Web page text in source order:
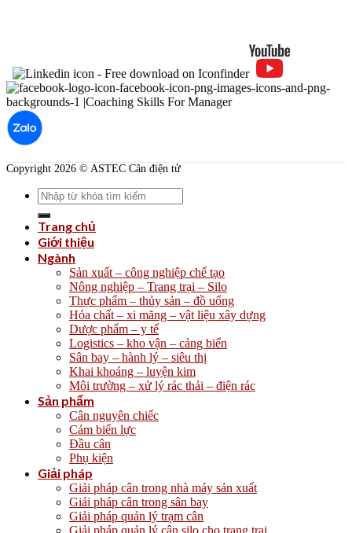
Copyright 2026 © ASTEC Cân điện tử
Search
for:
Trang chủ
Giới thiệu
Ngành
Sản xuất – công nghiệp chế tạo
Nông nghiệp – Trang trại – Silo
Thực phẩm – thủy sản – đồ uống
Hóa chất – xi măng – vật liệu xây dựng
Dược phẩm – y tế
Logistics – kho vận – cảng biển
Sân bay – hành lý – siêu thị
Khai khoáng – luyện kim
Môi trường – xử lý rác thải – điện rác
Sản phẩm
Cân nguyên chiếc
Cảm biến lực
Đầu cân
Phụ kiện
Giải pháp
Giải pháp cân trong nhà máy sản xuất
Giải pháp cân trong sân bay
Giải pháp quản lý trạm cân
Giải pháp quản lý cân silo cho trang trại